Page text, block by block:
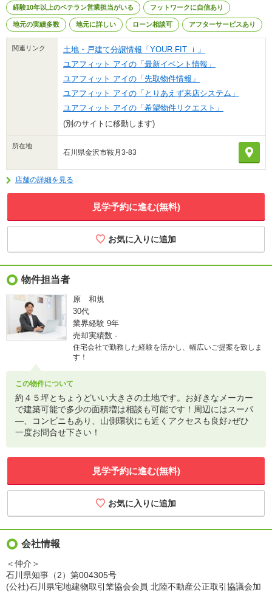
経験10年以上のベテラン営業担当がいる フットワークに自信あり
地元の実績多数 地元に詳しい ローン相談可 アフターサービスあり
関連リンク
土地・戸建て分譲情報「YOUR FIT ｉ」
ユアフィット アイの「最新イベント情報」
ユアフィット アイの「先取物件情報」
ユアフィット アイの「とりあえず来店システム」
ユアフィット アイの「希望物件リクエスト」
(別のサイトに移動します)
所在地
石川県金沢市鞍月3-83
店舗の詳細を見る
見学予約に進む(無料)
物件担当者
原 和規
30代
業界経験 9年
売却実績数 -
住宅会社で勤務した経験を活かし、幅広いご提案を致しま
す！
この物件について
約４５坪とちょうどいい大きさの土地です。お好きなメーカー
で建築可能で多少の面積増は相談も可能です！周辺にはスーパ
―、コンビニもあり、山側環状にも近くアクセスも良好♪ぜひ
一度お問合せ下さい！
見学予約に進む(無料)
会社情報
＜仲介＞
石川県知事（2）第004305号
(公社)石川県宅地建物取引業協会会員 北陸不動産公正取引協議会加